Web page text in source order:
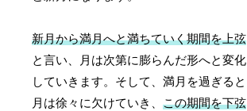
新月から満月へと満ちていく期間を上弦
と言い、月は次第に膨らんだ形へと変化
していきます。そして、満月を過ぎると
月は徐々に欠けていき、この期間を下弦